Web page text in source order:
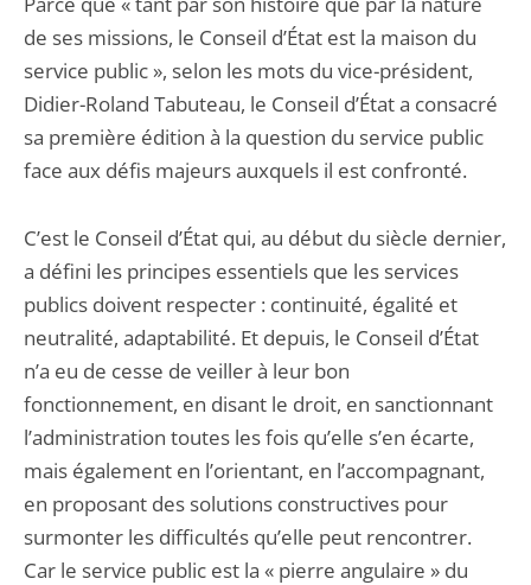
de ses missions, le Conseil d’État est la maison du
service public », selon les mots du vice-président,
Didier-Roland Tabuteau, le Conseil d’État a consacré
sa première édition à la question du service public
face aux défis majeurs auxquels il est confronté.
C’est le Conseil d’État qui, au début du siècle dernier,
a défini les principes essentiels que les services
publics doivent respecter : continuité, égalité et
neutralité, adaptabilité. Et depuis, le Conseil d’État
n’a eu de cesse de veiller à leur bon
fonctionnement, en disant le droit, en sanctionnant
l’administration toutes les fois qu’elle s’en écarte,
mais également en l’orientant, en l’accompagnant,
en proposant des solutions constructives pour
surmonter les difficultés qu’elle peut rencontrer.
Car le service public est la « pierre angulaire » du